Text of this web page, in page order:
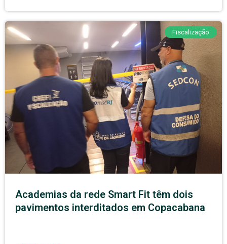
Fiscalização
Academias da rede Smart Fit têm dois
pavimentos interditados em Copacabana